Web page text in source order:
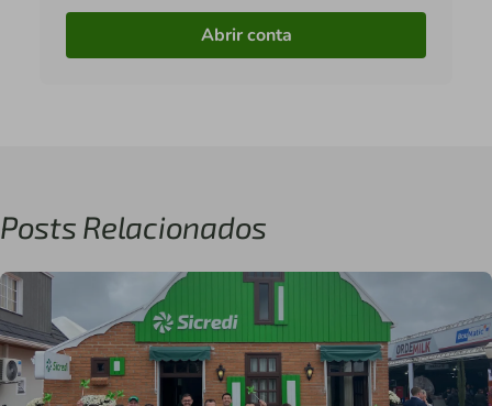
Abrir conta
Posts Relacionados